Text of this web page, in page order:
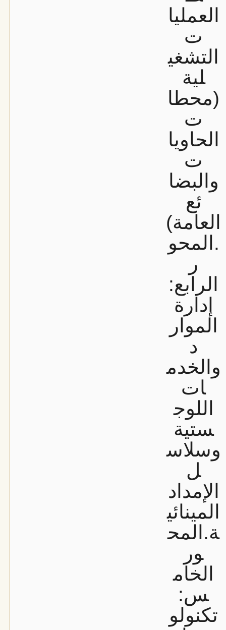
العمليا
ت
التشغي
لية
(محطا
ت
الحاويا
ت
والبضا
ئع
العامة)
.المحو
ر
الرابع:
إدارة
الموار
د
والخدم
ات
اللوج
ستية
وسلاس
ل
الإمداد
المينائي
ة.المح
ور
الخام
س:
تكنولو